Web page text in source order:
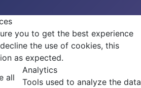
you to get the best experience
the use of cookies, this
as expected.
all
Analytics
Tools used to analyze the data